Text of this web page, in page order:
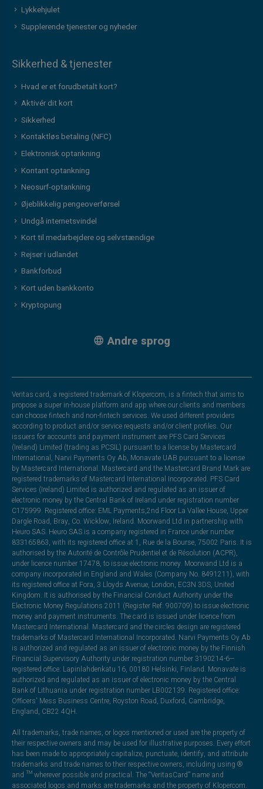
Lykkehjulet
Supplerende tjenester og nyheder
Sikkerhed & tjenester
Hvad er et forudbetalt kort?
Aktivér dit kort
Sikkerhed
Kontaktløs betaling (NFC)
Elektronisk optankning
Kontant optankning
Neosurf-optankning
Øjeblikkelig pengeoverførsel
Undgå internetsvindel
Kort til medarbejdere og selvstændige
Rejser i udlandet
Bankforbud
Kort uden bankkonto
Kryptopung
Andre sprog
Veritas card, a registered trademark of Klopercom, is a fintech that aims to
propose a super in-house platform and app where our clients and members
can choose fintech and non-fintech services. We used different providers
according to product and/or service requests and/or client profiles. Our
issuers for accounts and payment instrument are PFS Card Services
(Ireland) Limited (trading as PCSIL) pursuant to a license by Mastercard
International, Narvi Payments Oy Ab, Monavate UAB pursuant to a license
by Mastercard International. Mastercard and the Mastercard Brand Mark are
registered trademarks of Mastercard International Incorporated. PFS Card
Services (Ireland) Limited is authorized and regulated as an issuer of
electronic money by the Central Bank of Ireland under registration number
C175999. Registered office: EML Payments,2nd Floor La Vallee House, Upper
Dargle Road, Bray, Co. Wicklow, Ireland. Moorwand Ltd in partnership with
Heuro SAS. Heuro SAS is a company registered in France under number
833165863, with its registered office at 1, Rue de la Bourse, 75002 Paris. It is
authorised by the Autorité de Contrôle Prudentiel et de Résolution (ACPR),
under licence number 17478, to issue electronic money. Moorwand Ltd is a
company incorporated in England and Wales (Company No. 8491211), with
its registered office at Fora, 3 Lloyds Avenue, London, EC3N 3DS, United
Kingdom. It is authorised by the Financial Conduct Authority under the
Electronic Money Regulations 2011 (Register Ref: 900709) to issue electronic
money and payment instruments. The card is issued under licence from
Mastercard International. Mastercard and the circles design are registered
trademarks of Mastercard International Incorporated. Narvi Payments Oy Ab
is authorized and regulated as an issuer of electronic money by the Finnish
Financial Supervisory Authority under registration number 3190214-6—
registered office: Lapinlahdenkatu 16, 00180 Helsinki, Finland. Monavate is
authorized and regulated as an issuer of electronic money by the Central
Bank of Lithuania under registration number LB002139. Registered office:
Officers' Mess Business Centre, Royston Road, Duxford, Cambridge,
England, CB22 4QH.
All trademarks, trade names, or logos mentioned or used are the property of
their respective owners and may be used for illustrative purposes. Every effort
has been made to appropriately capitalize, punctuate, identify, and attribute
trademarks and trade names to their respective owners, including using ®
and ™ wherever possible and practical. The “VeritasCard” name and
associated logos and marks are trademarks and the property of Klopercom.